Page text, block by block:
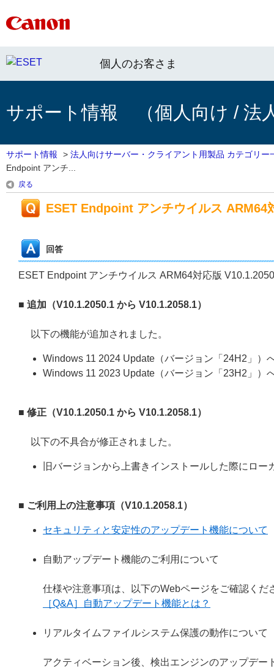
個人のお客さま
サポート情報 （個人向け / 法
サポート情報 > 法人向けサーバー・クライアント用製品 カテゴリー
Endpoint アンチ...
戻る
ESET Endpoint アンチウイルス
回答
ESET Endpoint アンチウイルス ARM64対応版
■ 追加（V10.1.2050.1 から V10.1.2058.1）
以下の機能が追加されました。
Windows 11 2024 Update（バージョン「24H2」）
Windows 11 2023 Update（バージョン「23H2」）
■ 修正（V10.1.2050.1 から V10.1.2058.1）
以下の不具合が修正されました。
旧バージョンから上書きインストールした際にロ
■ ご利用上の注意事項（V10.1.2058.1）
セキュリティと安定性のアップデート機能について
自動アップデート機能のご利用について
仕様や注意事項は、以下のWebページをご確認くだ
［Q&A］自動アップデート機能とは？
リアルタイムファイルシステム保護の動作について
アクティベーション後、検出エンジンのアップデ